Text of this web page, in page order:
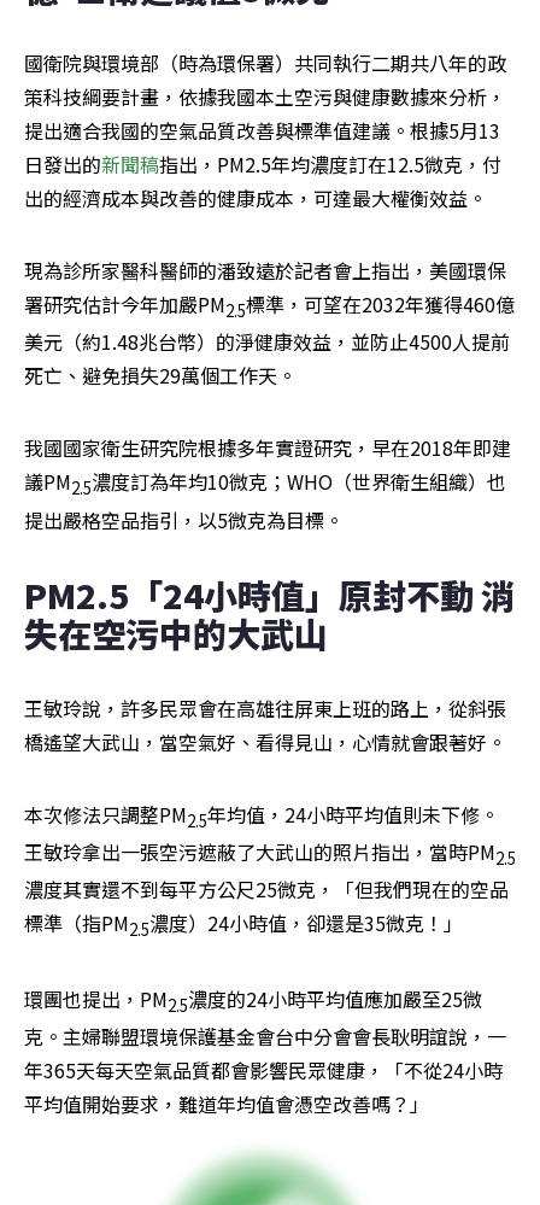
國衛院與環境部（時為環保署）共同執行二期共八年的政
策科技綱要計畫，依據我國本土空污與健康數據來分析，
提出適合我國的空氣品質改善與標準值建議。根據5月13
日發出的新聞稿指出，PM2.5年均濃度訂在12.5微克，付
出的經濟成本與改善的健康成本，可達最大權衡效益。
現為診所家醫科醫師的潘致遠於記者會上指出，美國環保
署研究估計今年加嚴PM2.5標準，可望在2032年獲得460億
美元（約1.48兆台幣）的淨健康效益，並防止4500人提前
死亡、避免損失29萬個工作天。
我國國家衛生研究院根據多年實證研究，早在2018年即建
議PM2.5濃度訂為年均10微克；WHO（世界衛生組織）也
提出嚴格空品指引，以5微克為目標。
PM2.5「24小時值」原封不動 消
失在空污中的大武山
王敏玲說，許多民眾會在高雄往屏東上班的路上，從斜張
橋遙望大武山，當空氣好、看得見山，心情就會跟著好。
本次修法只調整PM2.5年均值，24小時平均值則未下修。
王敏玲拿出一張空污遮蔽了大武山的照片指出，當時PM2.5
濃度其實還不到每平方公尺25微克，「但我們現在的空品
標準（指PM2.5濃度）24小時值，卻還是35微克！」
環團也提出，PM2.5濃度的24小時平均值應加嚴至25微
克。主婦聯盟環境保護基金會台中分會會長耿明誼說，一
年365天每天空氣品質都會影響民眾健康，「不從24小時
平均值開始要求，難道年均值會憑空改善嗎？」